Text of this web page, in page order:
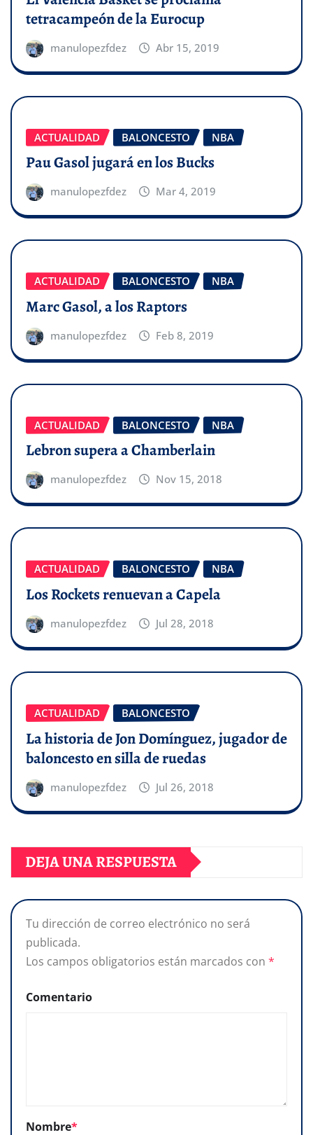
tetracampeón de la Eurocup
manulopezfdez Abr 15, 2019
ACTUALIDAD BALONCESTO NBA
Pau Gasol jugará en los Bucks
manulopezfdez Mar 4, 2019
ACTUALIDAD BALONCESTO NBA
Marc Gasol, a los Raptors
manulopezfdez Feb 8, 2019
ACTUALIDAD BALONCESTO NBA
Lebron supera a Chamberlain
manulopezfdez Nov 15, 2018
ACTUALIDAD BALONCESTO NBA
Los Rockets renuevan a Capela
manulopezfdez Jul 28, 2018
ACTUALIDAD BALONCESTO
La historia de Jon Domínguez, jugador de
baloncesto en silla de ruedas
manulopezfdez Jul 26, 2018
DEJA UNA RESPUESTA
Tu dirección de correo electrónico no será
publicada.
Los campos obligatorios están marcados con *
Comentario
Nombre*